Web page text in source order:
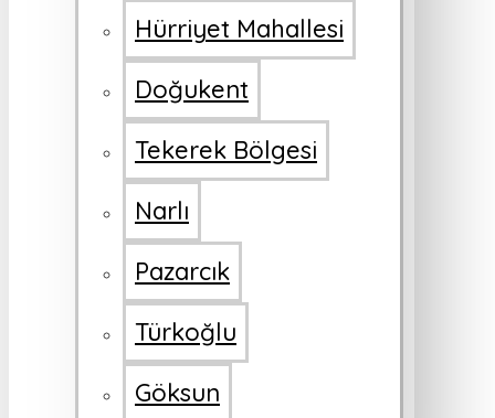
Hürriyet Mahallesi
Doğukent
Tekerek Bölgesi
Narlı
Pazarcık
Türkoğlu
Göksun